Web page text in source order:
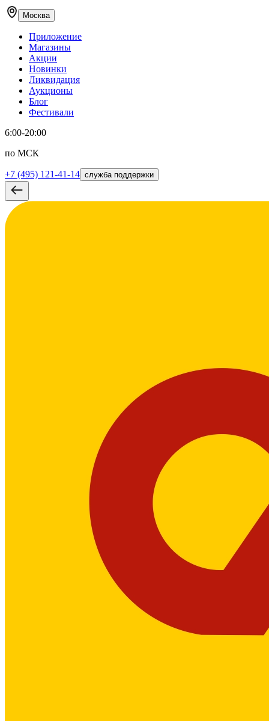
Москва
Приложение
Магазины
Акции
Новинки
Ликвидация
Аукционы
Блог
Фестивали
6:00-20:00
по МСК
+7 (495) 121-41-14 служба поддержки